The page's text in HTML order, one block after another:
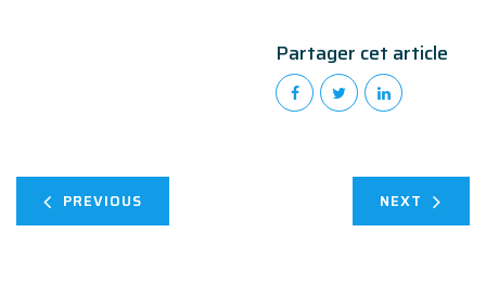
Partager cet article
PREVIOUS NEXT